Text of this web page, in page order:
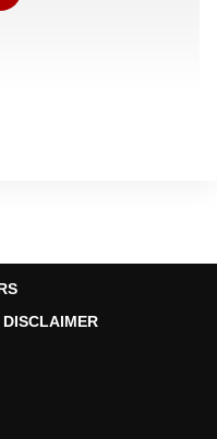
DISCLAIMER